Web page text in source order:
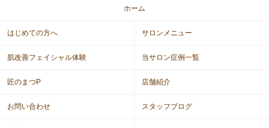
ホーム
はじめての方へ サロンメニュー
肌改善フェイシャル体験 当サロン症例一覧
匠のまつP 店舗紹介
お問い合わせ スタッフブログ